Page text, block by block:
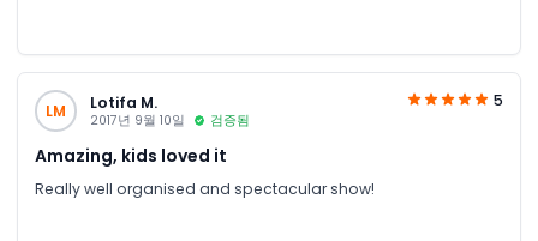
LM Lotifa M.
2017년 9월 10일 검증됨
5
Amazing, kids loved it
Really well organised and spectacular show!